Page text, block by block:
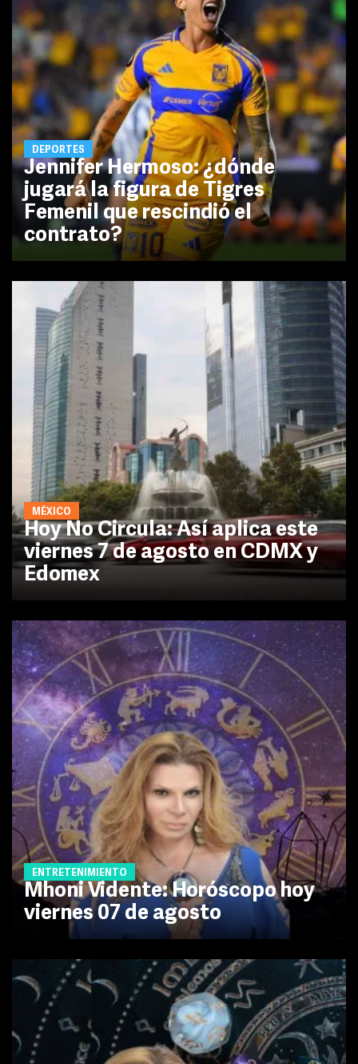
DEPORTES
Jennifer Hermoso: ¿dónde
jugará la figura de Tigres
Femenil que rescindió el
contrato?
MÉXICO
Hoy No Circula: Así aplica este
viernes 7 de agosto en CDMX y
Edomex
ENTRETENIMIENTO
Mhoni Vidente: Horóscopo hoy
viernes 07 de agosto